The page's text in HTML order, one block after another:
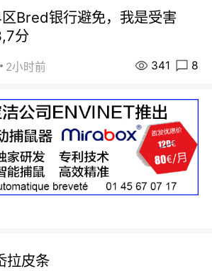
Bred银行避免，我是受害
分
2小时前 341 8
拉皮条